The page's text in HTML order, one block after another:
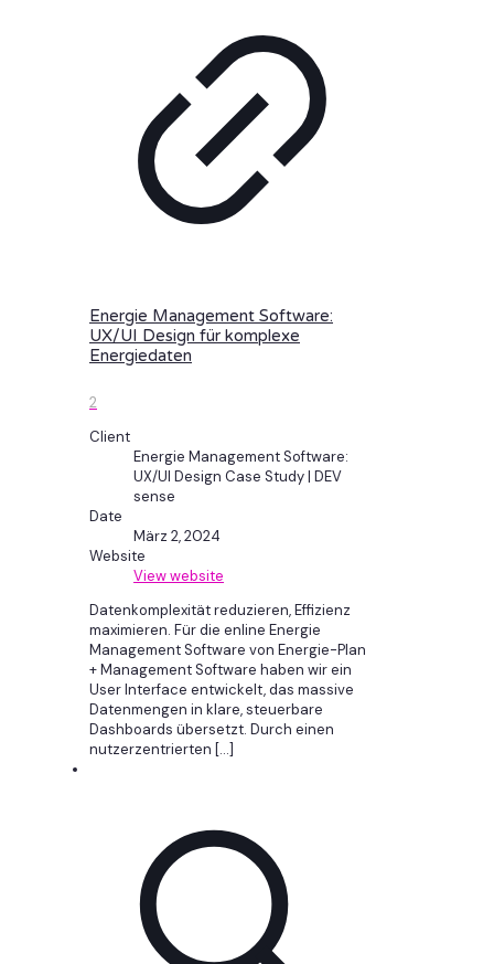
Energie Management Software:
UX/UI Design für komplexe
Energiedaten
2
Client
Energie Management Software:
UX/UI Design Case Study | DEV
sense
Date
März 2, 2024
Website
View website
Datenkomplexität reduzieren, Effizienz
maximieren. Für die enline Energie
Management Software von Energie-Plan
+ Management Software haben wir ein
User Interface entwickelt, das massive
Datenmengen in klare, steuerbare
Dashboards übersetzt. Durch einen
nutzerzentrierten […]